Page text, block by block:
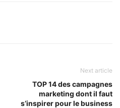
Next article
TOP 14 des campagnes
marketing dont il faut
s’inspirer pour le business